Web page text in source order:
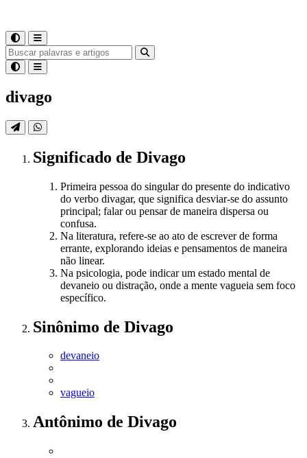
divago
Significado de Divago
Primeira pessoa do singular do presente do indicativo
do verbo divagar, que significa desviar-se do assunto
principal; falar ou pensar de maneira dispersa ou
confusa.
Na literatura, refere-se ao ato de escrever de forma
errante, explorando ideias e pensamentos de maneira
não linear.
Na psicologia, pode indicar um estado mental de
devaneio ou distração, onde a mente vagueia sem foco
específico.
Sinônimo de Divago
devaneio
vagueio
Antônimo de Divago